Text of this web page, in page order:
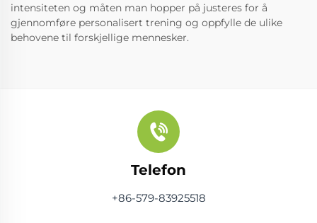
intensiteten og måten man hopper på justeres for å
gjennomføre personalisert trening og oppfylle de ulike
behovene til forskjellige mennesker.
Telefon
+86-579-83925518